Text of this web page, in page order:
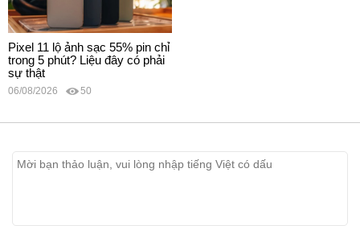
Pixel 11 lộ ảnh sạc 55% pin chỉ
trong 5 phút? Liệu đây có phải
sự thật
06/08/2026 50